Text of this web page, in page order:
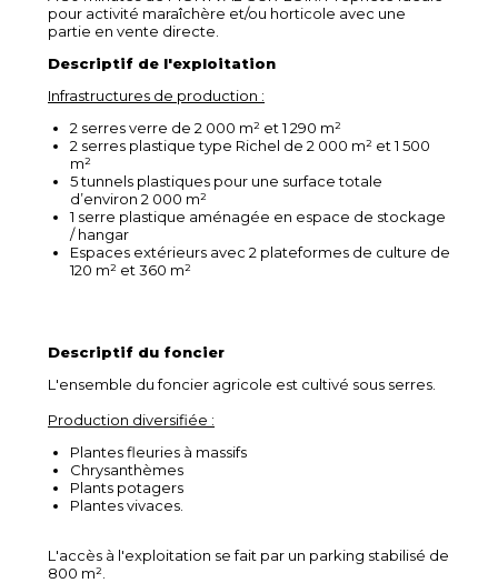
pour activité maraîchère et/ou horticole avec une
partie en vente directe.
Descriptif de l'exploitation
Infrastructures de production :
2 serres verre de 2 000 m² et 1 290 m²
2 serres plastique type Richel de 2 000 m² et 1 500
m²
5 tunnels plastiques pour une surface totale
d’environ 2 000 m²
1 serre plastique aménagée en espace de stockage
/ hangar
Espaces extérieurs avec 2 plateformes de culture de
120 m² et 360 m²
Descriptif du foncier
L'ensemble du foncier agricole est cultivé sous serres.
Production diversifiée :
Plantes fleuries à massifs
Chrysanthèmes
Plants potagers
Plantes vivaces.
L'accès à l'exploitation se fait par un parking stabilisé de
800 m².